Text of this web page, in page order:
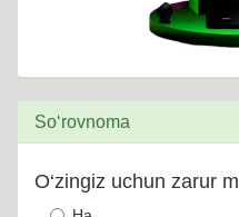
So‘rovnoma
O‘zingiz uchun zarur